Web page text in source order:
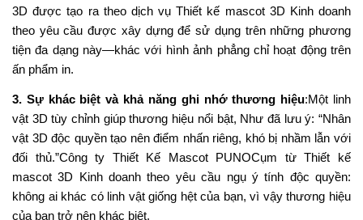
3D được tạo ra theo dịch vụ Thiết kế mascot 3D Kinh doanh
theo yêu cầu được xây dựng để sử dụng trên những phương
tiện đa dạng này—khác với hình ảnh phẳng chỉ hoạt động trên
ấn phẩm in.
3. Sự khác biệt và khả năng ghi nhớ thương hiệu:Một linh
vật 3D tùy chỉnh giúp thương hiệu nổi bật, Như đã lưu ý: “Nhân
vật 3D độc quyền tạo nên điểm nhấn riêng, khó bị nhầm lẫn với
đối thủ.”Công ty Thiết Kế Mascot PUNOCụm từ Thiết kế
mascot 3D Kinh doanh theo yêu cầu ngụ ý tính độc quyền:
không ai khác có linh vật giống hệt của bạn, vì vậy thương hiệu
của bạn trở nên khác biệt.